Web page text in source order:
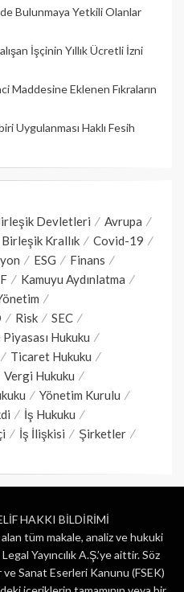
Bulunmaya Yetkili Olanlar
İşçinin Yıllık Üc­retli İzni
Maddesine Eklenen Fıkraların
Uygulanması Haklı Fesih
Devletleri
Avrupa
Birleşik Krallık
Covid-19
ESG
Finans
Kamuyu Aydınlatma
Risk
SEC
Hukuku
Ticaret Hukuku
Vergi Hukuku
Yönetim Kurulu
İş Hukuku
İş İlişkisi
Şirketler
HAKKI BİLDİRİMİ
tüm makale, analiz ve hukuki
Yayıncılık A.Ş.’ye aittir. Söz
ve Sanat Eserleri Kanunu (FSEK)